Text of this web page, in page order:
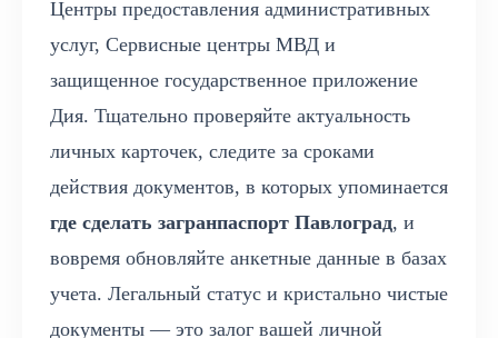
Центры предоставления административных
услуг, Сервисные центры МВД и
защищенное государственное приложение
Дия. Тщательно проверяйте актуальность
личных карточек, следите за сроками
действия документов, в которых упоминается
где сделать загранпаспорт Павлоград, и
вовремя обновляйте анкетные данные в базах
учета. Легальный статус и кристально чистые
документы — это залог вашей личной